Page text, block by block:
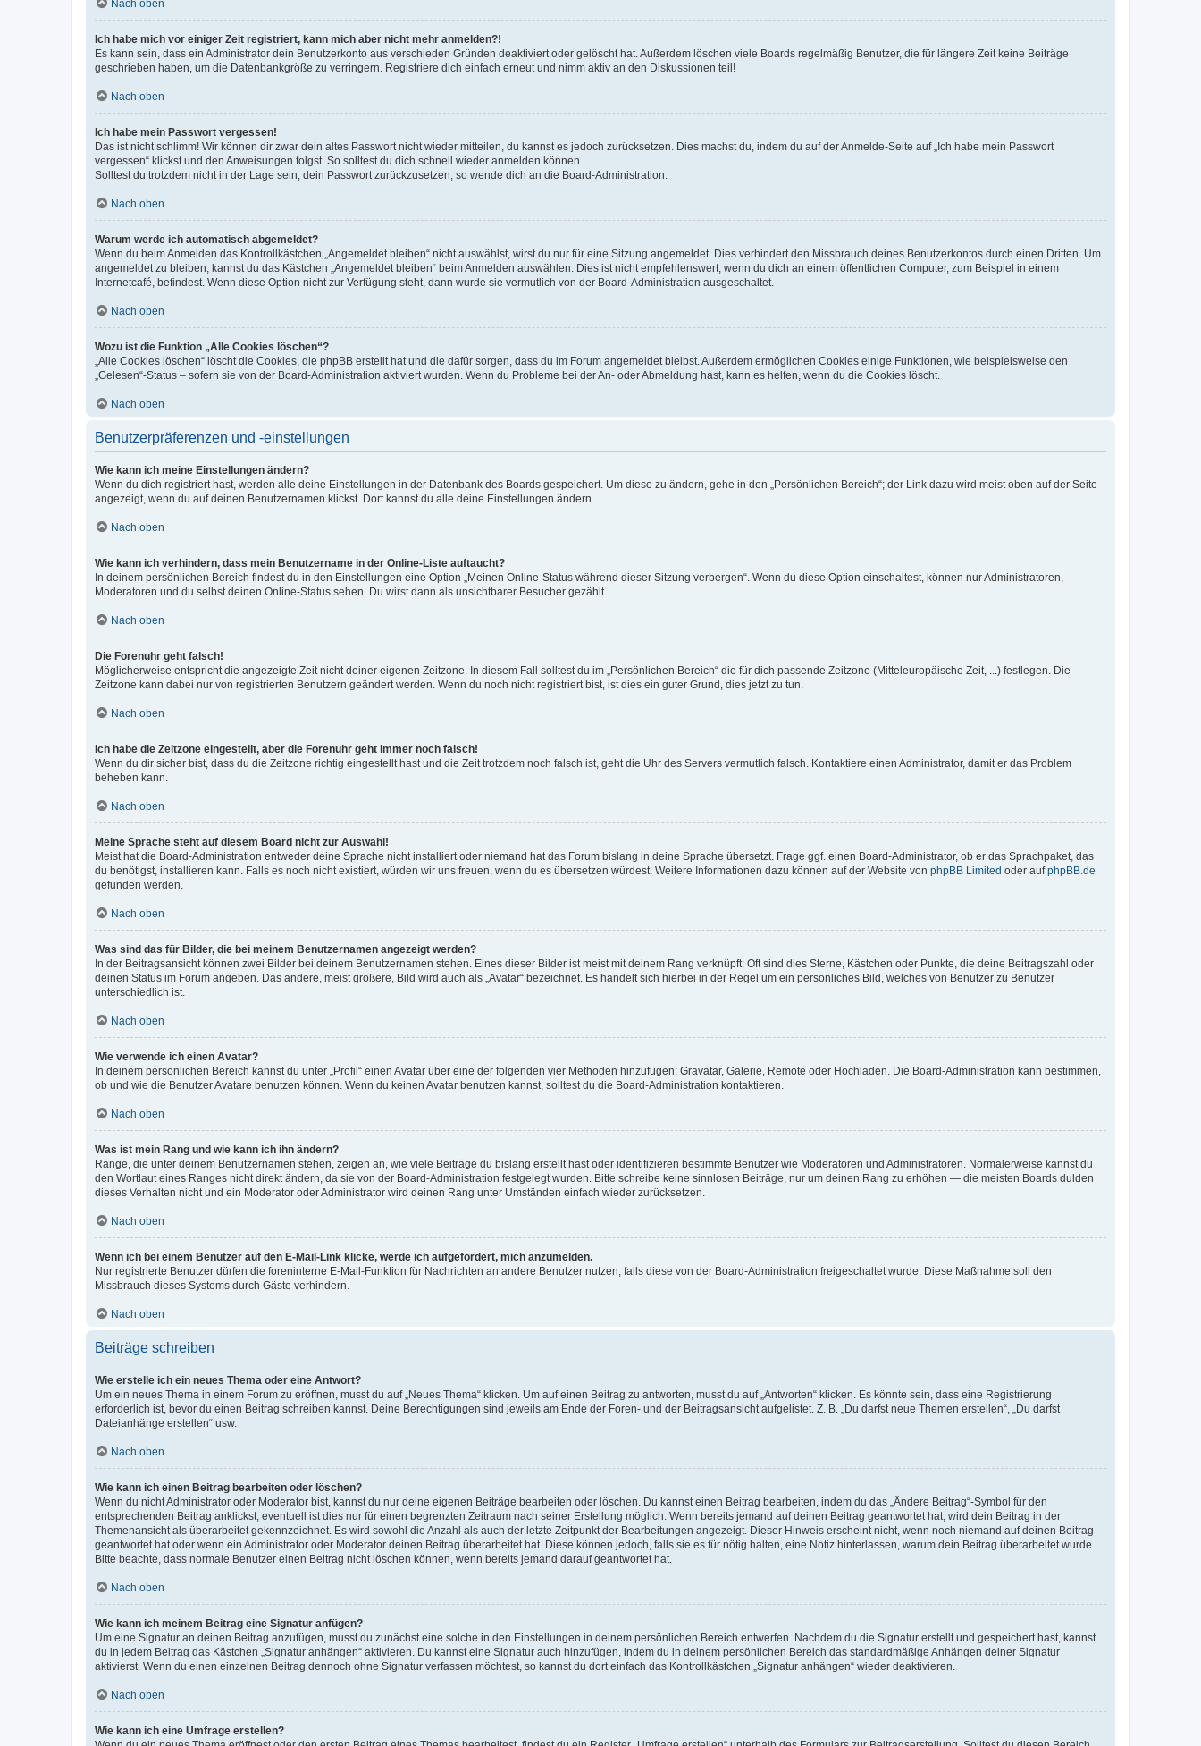
Nach oben
Ich habe mich vor einiger Zeit registriert, kann mich aber nicht mehr anmelden?!
Es kann sein, dass ein Administrator dein Benutzerkonto aus verschieden Gründen deaktiviert oder gelöscht hat. Außerdem löschen viele Boards regelmäßig Benutzer, die für längere Zeit keine Beiträge
geschrieben haben, um die Datenbankgröße zu verringern. Registriere dich einfach erneut und nimm aktiv an den Diskussionen teil!
Nach oben
Ich habe mein Passwort vergessen!
Das ist nicht schlimm! Wir können dir zwar dein altes Passwort nicht wieder mitteilen, du kannst es jedoch zurücksetzen. Dies machst du, indem du auf der Anmelde-Seite auf „Ich habe mein Passwort
vergessen“ klickst und den Anweisungen folgst. So solltest du dich schnell wieder anmelden können.
Solltest du trotzdem nicht in der Lage sein, dein Passwort zurückzusetzen, so wende dich an die Board-Administration.
Nach oben
Warum werde ich automatisch abgemeldet?
Wenn du beim Anmelden das Kontrollkästchen „Angemeldet bleiben“ nicht auswählst, wirst du nur für eine Sitzung angemeldet. Dies verhindert den Missbrauch deines Benutzerkontos durch einen Dritten. Um
angemeldet zu bleiben, kannst du das Kästchen „Angemeldet bleiben“ beim Anmelden auswählen. Dies ist nicht empfehlenswert, wenn du dich an einem öffentlichen Computer, zum Beispiel in einem
Internetcafé, befindest. Wenn diese Option nicht zur Verfügung steht, dann wurde sie vermutlich von der Board-Administration ausgeschaltet.
Nach oben
Wozu ist die Funktion „Alle Cookies löschen“?
„Alle Cookies löschen“ löscht die Cookies, die phpBB erstellt hat und die dafür sorgen, dass du im Forum angemeldet bleibst. Außerdem ermöglichen Cookies einige Funktionen, wie beispielsweise den
„Gelesen“-Status – sofern sie von der Board-Administration aktiviert wurden. Wenn du Probleme bei der An- oder Abmeldung hast, kann es helfen, wenn du die Cookies löscht.
Nach oben
Benutzerpräferenzen und -einstellungen
Wie kann ich meine Einstellungen ändern?
Wenn du dich registriert hast, werden alle deine Einstellungen in der Datenbank des Boards gespeichert. Um diese zu ändern, gehe in den „Persönlichen Bereich“; der Link dazu wird meist oben auf der Seite
angezeigt, wenn du auf deinen Benutzernamen klickst. Dort kannst du alle deine Einstellungen ändern.
Nach oben
Wie kann ich verhindern, dass mein Benutzername in der Online-Liste auftaucht?
In deinem persönlichen Bereich findest du in den Einstellungen eine Option „Meinen Online-Status während dieser Sitzung verbergen“. Wenn du diese Option einschaltest, können nur Administratoren,
Moderatoren und du selbst deinen Online-Status sehen. Du wirst dann als unsichtbarer Besucher gezählt.
Nach oben
Die Forenuhr geht falsch!
Möglicherweise entspricht die angezeigte Zeit nicht deiner eigenen Zeitzone. In diesem Fall solltest du im „Persönlichen Bereich“ die für dich passende Zeitzone (Mitteleuropäische Zeit, ...) festlegen. Die
Zeitzone kann dabei nur von registrierten Benutzern geändert werden. Wenn du noch nicht registriert bist, ist dies ein guter Grund, dies jetzt zu tun.
Nach oben
Ich habe die Zeitzone eingestellt, aber die Forenuhr geht immer noch falsch!
Wenn du dir sicher bist, dass du die Zeitzone richtig eingestellt hast und die Zeit trotzdem noch falsch ist, geht die Uhr des Servers vermutlich falsch. Kontaktiere einen Administrator, damit er das Problem
beheben kann.
Nach oben
Meine Sprache steht auf diesem Board nicht zur Auswahl!
Meist hat die Board-Administration entweder deine Sprache nicht installiert oder niemand hat das Forum bislang in deine Sprache übersetzt. Frage ggf. einen Board-Administrator, ob er das Sprachpaket, das
du benötigst, installieren kann. Falls es noch nicht existiert, würden wir uns freuen, wenn du es übersetzen würdest. Weitere Informationen dazu können auf der Website von phpBB Limited oder aufphpBB.de
gefunden werden.
Nach oben
Was sind das für Bilder, die bei meinem Benutzernamen angezeigt werden?
In der Beitragsansicht können zwei Bilder bei deinem Benutzernamen stehen. Eines dieser Bilder ist meist mit deinem Rang verknüpft: Oft sind dies Sterne, Kästchen oder Punkte, die deine Beitragszahl oder
deinen Status im Forum angeben. Das andere, meist größere, Bild wird auch als „Avatar“ bezeichnet. Es handelt sich hierbei in der Regel um ein persönliches Bild, welches von Benutzer zu Benutzer
unterschiedlich ist.
Nach oben
Wie verwende ich einen Avatar?
In deinem persönlichen Bereich kannst du unter „Profil“ einen Avatar über eine der folgenden vier Methoden hinzufügen: Gravatar, Galerie, Remote oder Hochladen. Die Board-Administration kann bestimmen,
ob und wie die Benutzer Avatare benutzen können. Wenn du keinen Avatar benutzen kannst, solltest du die Board-Administration kontaktieren.
Nach oben
Was ist mein Rang und wie kann ich ihn ändern?
Ränge, die unter deinem Benutzernamen stehen, zeigen an, wie viele Beiträge du bislang erstellt hast oder identifizieren bestimmte Benutzer wie Moderatoren und Administratoren. Normalerweise kannst du
den Wortlaut eines Ranges nicht direkt ändern, da sie von der Board-Administration festgelegt wurden. Bitte schreibe keine sinnlosen Beiträge, nur um deinen Rang zu erhöhen — die meisten Boards dulden
dieses Verhalten nicht und ein Moderator oder Administrator wird deinen Rang unter Umständen einfach wieder zurücksetzen.
Nach oben
Wenn ich bei einem Benutzer auf den E-Mail-Link klicke, werde ich aufgefordert, mich anzumelden.
Nur registrierte Benutzer dürfen die foreninterne E-Mail-Funktion für Nachrichten an andere Benutzer nutzen, falls diese von der Board-Administration freigeschaltet wurde. Diese Maßnahme soll den
Missbrauch dieses Systems durch Gäste verhindern.
Nach oben
Beiträge schreiben
Wie erstelle ich ein neues Thema oder eine Antwort?
Um ein neues Thema in einem Forum zu eröffnen, musst du auf „Neues Thema“ klicken. Um auf einen Beitrag zu antworten, musst du auf „Antworten“ klicken. Es könnte sein, dass eine Registrierung
erforderlich ist, bevor du einen Beitrag schreiben kannst. Deine Berechtigungen sind jeweils am Ende der Foren- und der Beitragsansicht aufgelistet. Z. B. „Du darfst neue Themen erstellen“, „Du darfst
Dateianhänge erstellen“ usw.
Nach oben
Wie kann ich einen Beitrag bearbeiten oder löschen?
Wenn du nicht Administrator oder Moderator bist, kannst du nur deine eigenen Beiträge bearbeiten oder löschen. Du kannst einen Beitrag bearbeiten, indem du das „Ändere Beitrag“-Symbol für den
entsprechenden Beitrag anklickst; eventuell ist dies nur für einen begrenzten Zeitraum nach seiner Erstellung möglich. Wenn bereits jemand auf deinen Beitrag geantwortet hat, wird dein Beitrag in der
Themenansicht als überarbeitet gekennzeichnet. Es wird sowohl die Anzahl als auch der letzte Zeitpunkt der Bearbeitungen angezeigt. Dieser Hinweis erscheint nicht, wenn noch niemand auf deinen Beitrag
geantwortet hat oder wenn ein Administrator oder Moderator deinen Beitrag überarbeitet hat. Diese können jedoch, falls sie es für nötig halten, eine Notiz hinterlassen, warum dein Beitrag überarbeitet wurde.
Bitte beachte, dass normale Benutzer einen Beitrag nicht löschen können, wenn bereits jemand darauf geantwortet hat.
Nach oben
Wie kann ich meinem Beitrag eine Signatur anfügen?
Um eine Signatur an deinen Beitrag anzufügen, musst du zunächst eine solche in den Einstellungen in deinem persönlichen Bereich entwerfen. Nachdem du die Signatur erstellt und gespeichert hast, kannst
du in jedem Beitrag das Kästchen „Signatur anhängen“ aktivieren. Du kannst eine Signatur auch hinzufügen, indem du in deinem persönlichen Bereich das standardmäßige Anhängen deiner Signatur
aktivierst. Wenn du einen einzelnen Beitrag dennoch ohne Signatur verfassen möchtest, so kannst du dort einfach das Kontrollkästchen „Signatur anhängen“ wieder deaktivieren.
Nach oben
Wie kann ich eine Umfrage erstellen?